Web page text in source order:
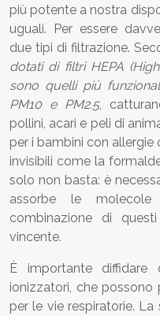
più potente a nostra
uguali. Per essere
due tipi di filtrazione.
dotati di filtri HEPA
sono quelli più
PM10 e PM2.5,
pollini, acari e peli di
per i bambini con allergie
invisibili come la
solo non basta: è
assorbe le
combinazione di
vincente.
È importante
ionizzatori, che possono
per le vie respiratorie.